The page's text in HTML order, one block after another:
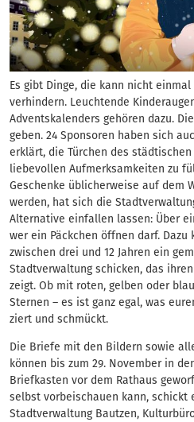
Es gibt Dinge, die kann nicht
verhindern. Leuchtende
Adventskalenders gehören dazu.
geben. 24 Sponsoren haben sich
erklärt, die Türchen des
liebevollen Aufmerksamkeiten zu
Geschenke üblicherweise auf dem
werden, hat sich die
Alternative einfallen lassen: Über
wer ein Päckchen öffnen darf. Dazu
zwischen drei und 12 Jahren ein
Stadtverwaltung schicken, das
zeigt. Ob mit roten, gelben oder
Sternen – es ist ganz egal, was
ziert und schmückt.
Die Briefe mit den Bildern sowie
können bis zum 29. November in
Briefkasten vor dem Rathaus
selbst vorbeischauen kann, schickt
Stadtverwaltung Bautzen,